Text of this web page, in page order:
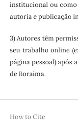
institucional ou
autoria e publicação
3) Autores têm
seu trabalho online
página pessoal) após
de Roraima.
How to Cite